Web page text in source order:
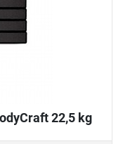
22,5 kg